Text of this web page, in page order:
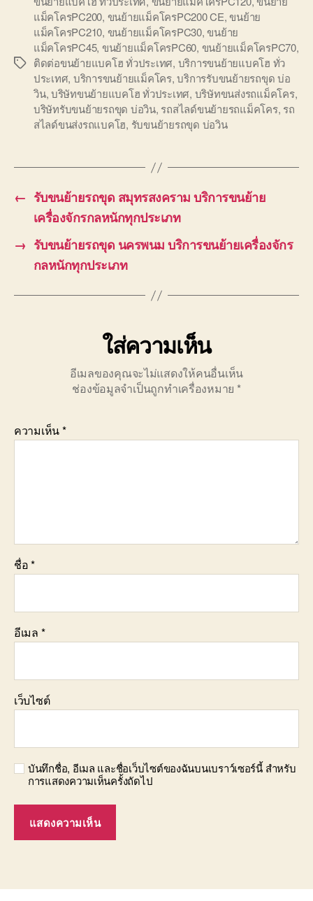
Tags
แม็คโครPC200, ขนย้ายแม็คโครPC200 CE,ขนย้าย
แม็คโครPC210, ขนย้ายแม็คโครPC30,ขนย้าย
แม็คโครPC45, ขนย้ายแม็คโครPC60, ขนย้ายแม็คโครPC70,
ติดต่อขนย้ายแบคโฮ ทั่วประเทศ, บริการขนย้ายแบคโฮ ทั่ว
ประเทศ, บริการขนย้ายแม็คโคร,บริการรับขนย้ายรถขุด บ่อ
วิน,บริษัทขนย้ายแบคโฮ ทั่วประเทศ, บริษัทขนส่งรถแม็คโคร,
บริษัทรับขนย้ายรถขุด บ่อวิน, รถสไลด์ขนย้ายรถแม็คโคร, รถ
สไลด์ขนส่งรถแบคโฮ, รับขนย้ายรถขุด บ่อวิน
← รับขนย้ายรถขุด สมุทรสงคราม บริการขนย้าย
เครื่องจักรกลหนักทุกประเภท
→ รับขนย้ายรถขุด นครพนม บริการขนย้ายเครื่องจักร
กลหนักทุกประเภท
ใส่ความเห็น
อีเมลของคุณจะไม่แสดงให้คนอื่นเห็น
ช่องข้อมูลจำเป็นถูกทำเครื่องหมาย *
ความเห็น*
ชื่อ*
อีเมล *
เว็บไซต์
บันทึกชื่อ, อีเมล และชื่อเว็บไซต์ของฉันบนเบราว์เซอร์นี้ สำหรับ
การแสดงความเห็นครั้งถัดไป